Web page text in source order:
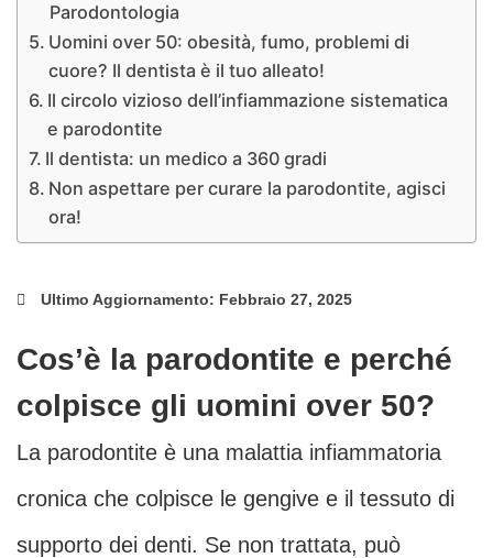
Parodontologia
Uomini over 50: obesità, fumo, problemi di
cuore? Il dentista è il tuo alleato!
Il circolo vizioso dell’infiammazione sistematica
e parodontite
Il dentista: un medico a 360 gradi
Non aspettare per curare la parodontite, agisci
ora!
Ultimo Aggiornamento: Febbraio 27, 2025
Cos’è la parodontite e perché
colpisce gli uomini over 50?
La parodontite è una malattia infiammatoria
cronica che colpisce le gengive e il tessuto di
supporto dei denti. Se non trattata, può